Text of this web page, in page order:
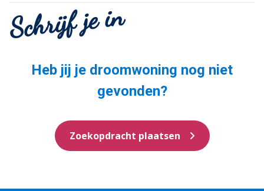
Heb jij je droomwoning nog niet
gevonden?
Schrijf je in
Zoekopdracht plaatsen